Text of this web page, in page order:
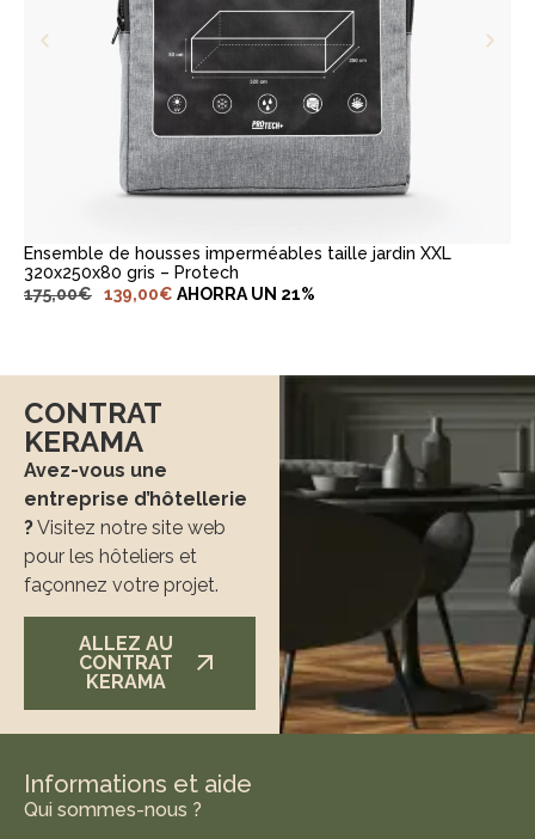
AJOUTER AU PANIER
Ensemble de housses imperméables taille jardin XXL
320x250x80 gris – Protech
175,00€ 139,00€ AHORRA UN 21%
CONTRAT
KERAMA
Avez-vous une
entreprise d’hôtellerie
?Visitez notre site web
pour les hôteliers et
façonnez votre projet.
ALLEZ AU
CONTRAT
KERAMA
Informations et aide
Qui sommes-nous ?